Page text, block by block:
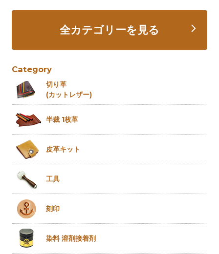
全カテゴリーを見る
Category
切り革
(カットレザー)
半裁 1枚革
皮革キット
工具
刻印
染料 溶剤接着剤